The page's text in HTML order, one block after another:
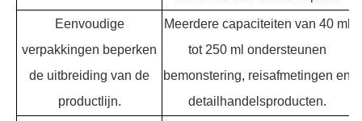
Eenvoudige
verpakkingen beperken
de uitbreiding van de
productlijn.
Meerdere capaciteiten van 40 ml
tot 250 ml ondersteunen
bemonstering, reisafmetingen en
detailhandelsproducten.